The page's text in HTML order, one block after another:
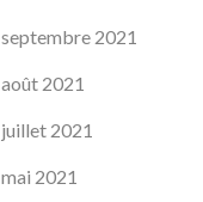
septembre 2021
août 2021
juillet 2021
mai 2021